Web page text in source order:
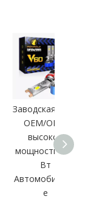
Заводская цена
OEM/ODM
высокой
мощности 240
Вт
Автомобильны
е